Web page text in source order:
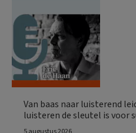
Van baas naar luisterend
luisteren de sleutel is voor